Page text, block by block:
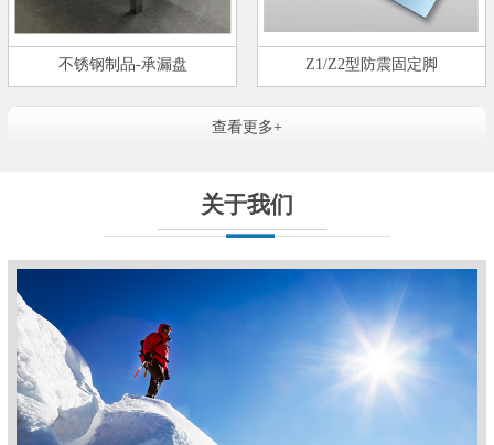
不锈钢制品-承漏盘 Z1/Z2型防震固定脚
查看更多+
关于我们